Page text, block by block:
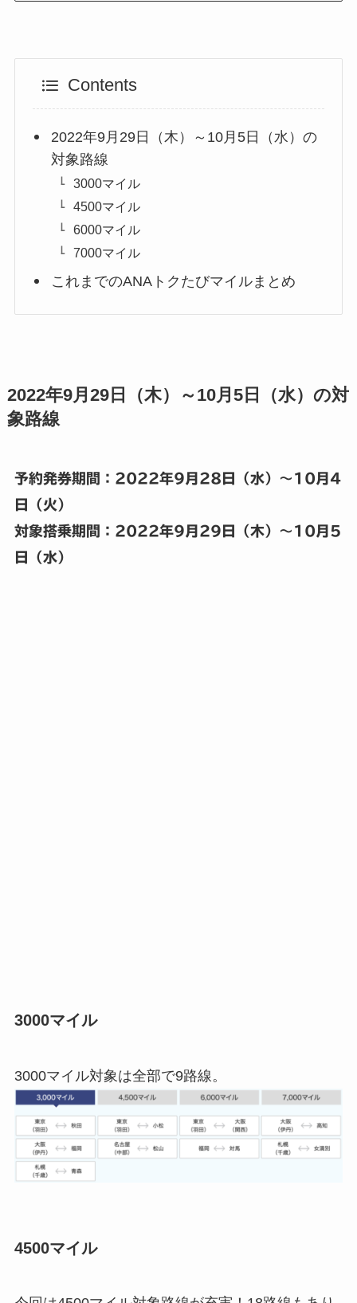
Contents
2022年9月29日（木）～10月5日（水）の
対象路線
3000マイル
4500マイル
6000マイル
7000マイル
これまでのANAトクたびマイルまとめ
2022年9月29日（木）～10月5日（水）の対
象路線
予約発券期間：2022年9月28日
（水）～10月4
日（火）
対象搭乗期間：2022年9月29日（木）～10月5
日（水）
3000マイル
3000マイル対象は全部で9路線。
4500マイル